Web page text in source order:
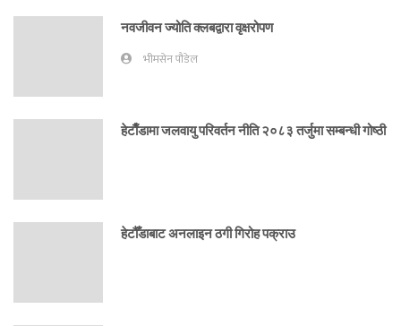
नवजीवन ज्योति क्लबद्वारा वृक्षरोपण
भीमसेन पौडेल
हेटाैँडामा जलवायु परिवर्तन नीति २०८३ तर्जुमा सम्बन्धी गोष्ठी
हेटौँडाबाट अनलाइन ठगी गिरोह पक्राउ